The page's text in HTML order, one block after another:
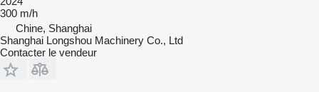
300 m/h
Chine, Shanghai
Shanghai Longshou Machinery Co., Ltd
Contacter le vendeur